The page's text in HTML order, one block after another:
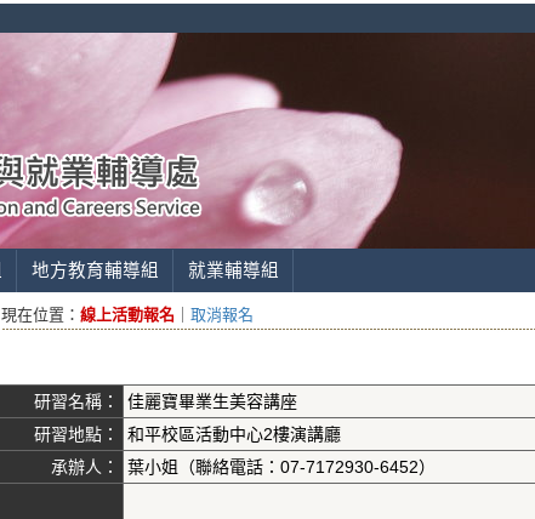
地方教育輔導組 就業輔導組
現在位置： 線上活動報名 取消報名
研習名稱：
佳麗寶畢業生美容講座
研習地點：
和平校區活動中心2樓演講廳
承辦人：
葉小姐（聯絡電話：07-7172930-6452）